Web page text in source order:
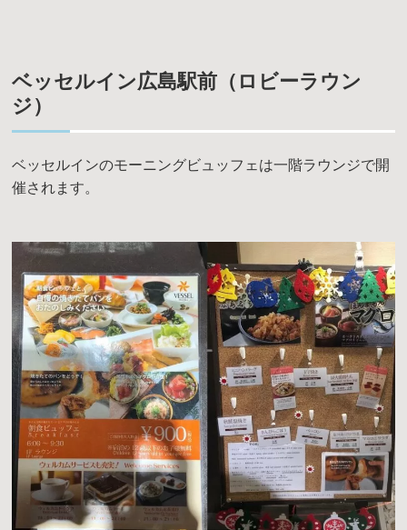
ベッセルイン広島駅前（ロビーラウン
ジ）
ベッセルインのモーニングビュッフェは一階ラウンジで開
催されます。